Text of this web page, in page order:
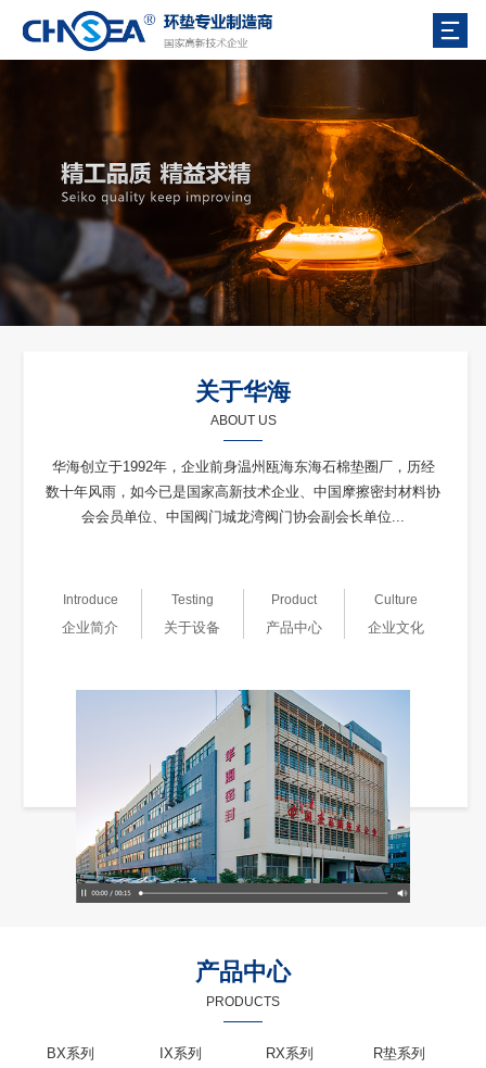
关于华海
ABOUT US
华海创立于1992年，企业前身温州瓯海东海石棉垫圈厂，历经
数十年风雨，如今已是国家高新技术企业、中国摩擦密封材料协
会会员单位、中国阀门城龙湾阀门协会副会长单位...
Introduce
企业简介
Testing
关于设备
Product
产品中心
Culture
企业文化
产品中心
PRODUCTS
BX系列 IX系列 RX系列 R垫系列